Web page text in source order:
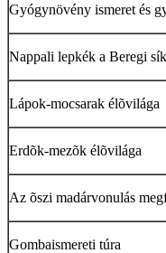
Gyógynövény ismeret és
Nappali lepkék a Beregi
Lápok-mocsarak élõvilága
Erdõk-mezõk élõvilága
Az õszi madárvonulás
Gombaismereti túra